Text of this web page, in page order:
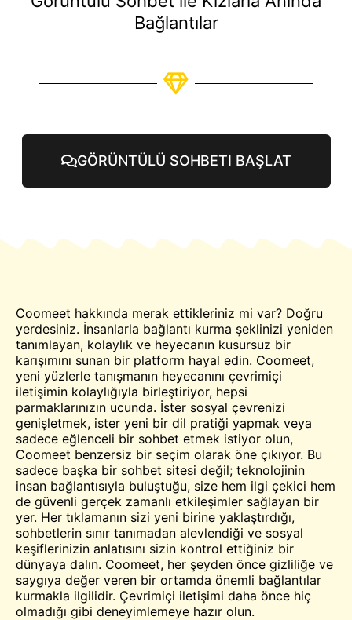
Bağlantılar
GÖRÜNTÜLÜ SOHBETI BAŞLAT
Coomeet hakkında merak ettikleriniz mi var? Doğru
yerdesiniz. İnsanlarla bağlantı kurma şeklinizi yeniden
tanımlayan, kolaylık ve heyecanın kusursuz bir
karışımını sunan bir platform hayal edin. Coomeet,
yeni yüzlerle tanışmanın heyecanını çevrimiçi
iletişimin kolaylığıyla birleştiriyor, hepsi
parmaklarınızın ucunda. İster sosyal çevrenizi
genişletmek, ister yeni bir dil pratiği yapmak veya
sadece eğlenceli bir sohbet etmek istiyor olun,
Coomeet benzersiz bir seçim olarak öne çıkıyor. Bu
sadece başka bir sohbet sitesi değil; teknolojinin
insan bağlantısıyla buluştuğu, size hem ilgi çekici hem
de güvenli gerçek zamanlı etkileşimler sağlayan bir
yer. Her tıklamanın sizi yeni birine yaklaştırdığı,
sohbetlerin sınır tanımadan alevlendiği ve sosyal
keşiflerinizin anlatısını sizin kontrol ettiğiniz bir
dünyaya dalın. Coomeet, her şeyden önce gizliliğe ve
saygıya değer veren bir ortamda önemli bağlantılar
kurmakla ilgilidir. Çevrimiçi iletişimi daha önce hiç
olmadığı gibi deneyimlemeye hazır olun.